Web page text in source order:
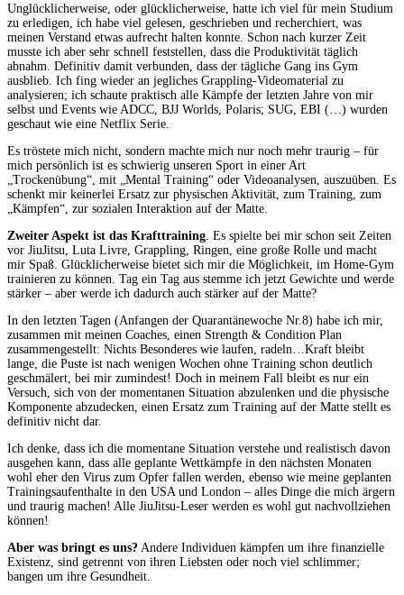
Unglücklicherweise, oder glücklicherweise, hatte ich viel für mein Studium
zu erledigen, ich habe viel gelesen, geschrieben und recherchiert, was
meinen Verstand etwas aufrecht halten konnte. Schon nach kurzer Zeit
musste ich aber sehr schnell feststellen, dass die Produktivität täglich
abnahm. Definitiv damit verbunden, dass der tägliche Gang ins Gym
ausblieb. Ich fing wieder an jegliches Grappling-Videomaterial zu
analysieren; ich schaute praktisch alle Kämpfe der letzten Jahre von mir
selbst und Events wie ADCC, BJJ Worlds, Polaris; SUG, EBI (…) wurden
geschaut wie eine Netflix Serie.
Es tröstete mich nicht, sondern machte mich nur noch mehr traurig – für
mich persönlich ist es schwierig unseren Sport in einer Art
„Trockenübung“, mit „Mental Training“ oder Videoanalysen, auszuüben. Es
schenkt mir keinerlei Ersatz zur physischen Aktivität, zum Training, zum
„Kämpfen“, zur sozialen Interaktion auf der Matte.
Zweiter Aspekt ist das Krafttraining . Es spielte bei mir schon seit Zeiten
vor JiuJitsu, Luta Livre, Grappling, Ringen, eine große Rolle und macht
mir Spaß. Glücklicherweise bietet sich mir die Möglichkeit, im Home-Gym
trainieren zu können. Tag ein Tag aus stemme ich jetzt Gewichte und werde
stärker – aber werde ich dadurch auch stärker auf der Matte?
In den letzten Tagen (Anfangen der Quarantänewoche Nr.8) habe ich mir,
zusammen mit meinen Coaches, einen Strength & Condition Plan
zusammengestellt: Nichts Besonderes wie laufen, radeln…Kraft bleibt
lange, die Puste ist nach wenigen Wochen ohne Training schon deutlich
geschmälert, bei mir zumindest! Doch in meinem Fall bleibt es nur ein
Versuch, sich von der momentanen Situation abzulenken und die physische
Komponente abzudecken, einen Ersatz zum Training auf der Matte stellt es
definitiv nicht dar.
Ich denke, dass ich die momentane Situation verstehe und realistisch davon
ausgehen kann, dass alle geplante Wettkämpfe in den nächsten Monaten
wohl eher den Virus zum Opfer fallen werden, ebenso wie meine geplanten
Trainingsaufenthalte in den USA und London – alles Dinge die mich ärgern
und traurig machen! Alle JiuJitsu-Leser werden es wohl gut nachvollziehen
können!
Aber was bringt es uns? Andere Individuen kämpfen um ihre finanzielle
Existenz, sind getrennt von ihren Liebsten oder noch viel schlimmer;
bangen um ihre Gesundheit.